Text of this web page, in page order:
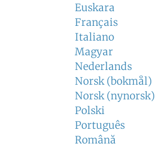
Euskara
Français
Italiano
Magyar
Nederlands
Norsk (bokmål)
Norsk (nynorsk)
Polski
Português
Română